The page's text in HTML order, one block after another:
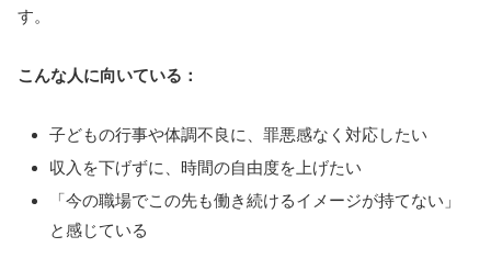
す。
こんな人に向いている：
子どもの行事や体調不良に、罪悪感なく対応したい
収入を下げずに、時間の自由度を上げたい
「今の職場でこの先も働き続けるイメージが持てない」
と感じている